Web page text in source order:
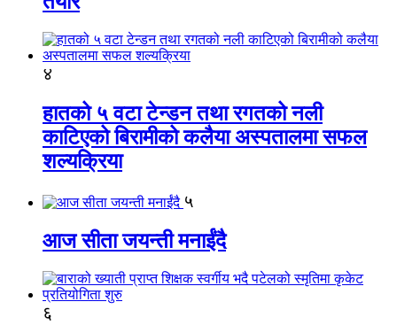
४
हातको ५ वटा टेन्डन तथा रगतको नली
काटिएको बिरामीको कलैया अस्पतालमा सफल
शल्यक्रिया
५
आज सीता जयन्ती मनाईंदै
६